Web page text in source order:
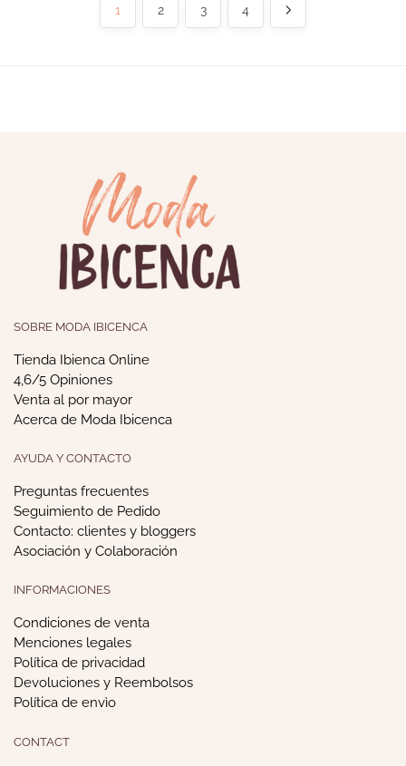
1 2 3 4
SOBRE MODA IBICENCA
Tienda Ibienca Online
4,6/5 Opiniones
Venta al por mayor
Acerca de Moda Ibicenca
AYUDA Y CONTACTO
Preguntas frecuentes
Seguimiento de Pedido
Contacto: clientes y bloggers
Asociación y Colaboración
INFORMACIONES
Condiciones de venta
Menciones legales
Política de privacidad
Devoluciones y Reembolsos
Política de envìo
CONTACT